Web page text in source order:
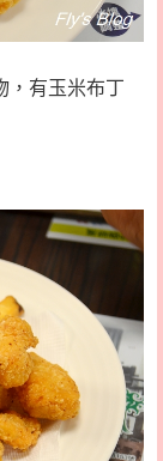
，有玉米布丁